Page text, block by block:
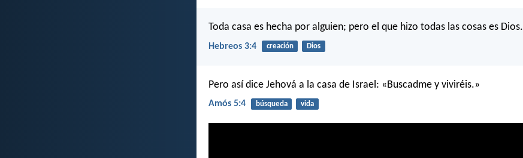
Toda casa es hecha por alguien; pero el que hizo todas las cosas es Dios.
Hebreos 3:4 creación Dios
Pero así dice Jehová a la casa de Israel: «Buscadme y viviréis.»
Amós 5:4 búsqueda vida